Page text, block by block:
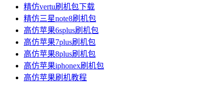
精仿vertu刷机包下载
精仿三星note8刷机包
高仿苹果6splus刷机包
高仿苹果7plus刷机包
高仿苹果8plus刷机包
高仿苹果iphonex刷机包
高仿苹果刷机教程